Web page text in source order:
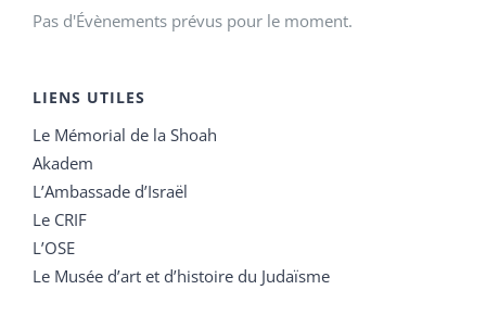
Pas d'Évènements prévus pour le moment.
LIENS UTILES
Le Mémorial de la Shoah
Akadem
L’Ambassade d’Israël
Le CRIF
L’OSE
Le Musée d’art et d’histoire du Judaïsme